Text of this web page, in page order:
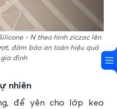
- N theo hình ziczac lên
đảm bảo an toàn hiệu quả
đình
nhiên
để yên cho lớp keo